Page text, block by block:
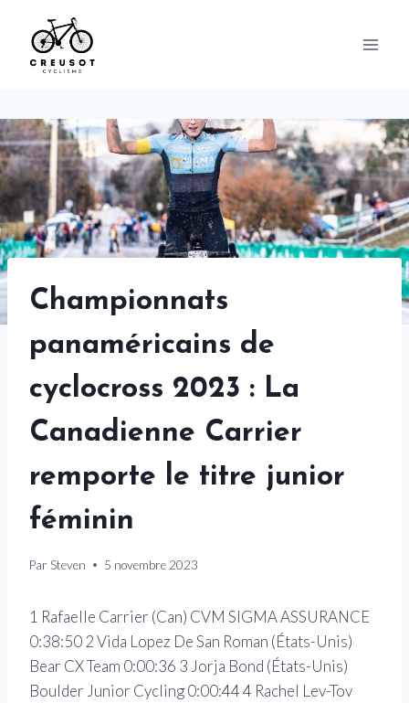
content
Championnats
panaméricains de
cyclocross 2023 : La
Canadienne Carrier
remporte le titre junior
féminin
Par Steven 5 novembre 2023
1 Rafaelle Carrier (Can) CVM SIGMA ASSURANCE
0:38:50 2 Vida Lopez De San Roman (États-Unis)
Bear CX Team 0:00:36 3 Jorja Bond (États-Unis)
Boulder Junior Cycling 0:00:44 4 Rachel Lev-Tov